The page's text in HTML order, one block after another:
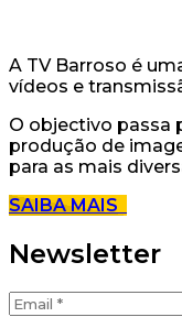
A TV Barroso é
vídeos e
O objectivo passa
produção de
para as mais
SAIBA MAIS
Newsletter